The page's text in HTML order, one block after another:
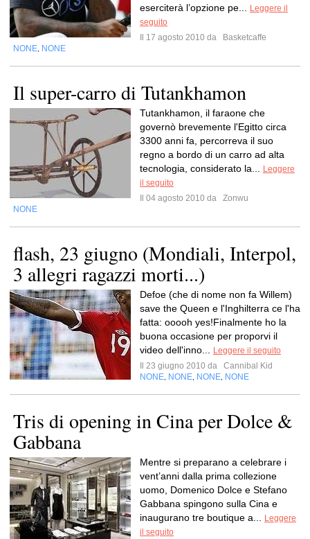
eserciterà l’opzione pe...
Leggere il
seguito
Il 17 agosto 2010 da
Basketcaffe
NONE NONE
Il super-carro di Tutankhamon
Tutankhamon, il faraone che
governò brevemente l'Egitto circa
3300 anni fa, percorreva il suo
regno a bordo di un carro ad alta
tecnologia, considerato la...
Leggere
il seguito
Il 04 agosto 2010 da
Zonwu
NONE
flash, 23 giugno (Mondiali, Interpol,
3 allegri ragazzi morti...)
Defoe (che di nome non fa Willem)
save the Queen e l'Inghilterra ce l'ha
fatta: ooooh yes!Finalmente ho la
buona occasione per proporvi il
video dell'inno...
Leggere il seguito
Il 23 giugno 2010 da
Cannibal Kid
NONE NONE NONE NONE
Tris di opening in Cina per Dolce &
Gabbana
Mentre si preparano a celebrare i
vent’anni dalla prima collezione
uomo, Domenico Dolce e Stefano
Gabbana spingono sulla Cina e
inaugurano tre boutique a...
Leggere
il seguito